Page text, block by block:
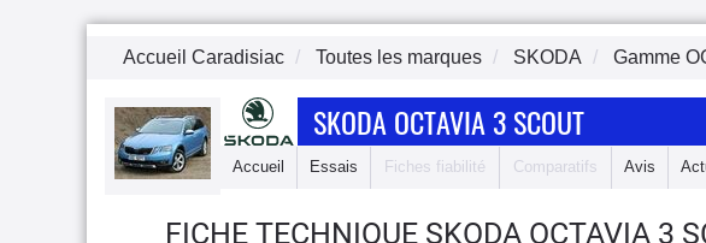
Accueil Caradisiac Toutes les marques SKODA Gamme
SKODA OCTAVIA 3 SCOUT
Accueil Essais Fiches fiabilité Comparatifs Avis
FICHE TECHNIQUE SKODA OCTAVIA 3